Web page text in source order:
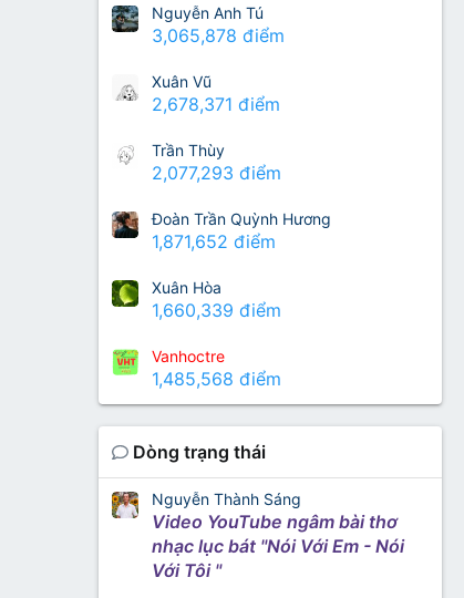
Nguyễn Anh Tú
3,065,878 điểm
Xuân Vũ
2,678,371 điểm
Trần Thùy
2,077,293 điểm
Đoàn Trần Quỳnh Hương
1,871,652 điểm
Xuân Hòa
1,660,339 điểm
Vanhoctre
1,485,568 điểm
Dòng trạng thái
Nguyễn Thành Sáng
Video YouTube ngâm bài thơ
nhạc lục bát "Nói Với Em - Nói
Với Tôi "